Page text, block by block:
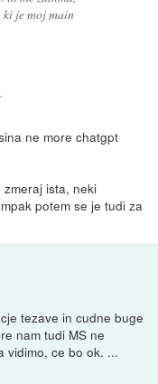
ki je moj main
ne more chatgpt
ista, neki
potem se je tudi za
tezave in cudne buge
nam tudi MS ne
vidimo, ce bo ok. ...